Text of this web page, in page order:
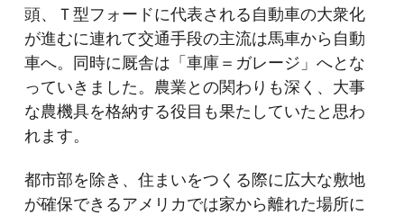
頭、Ｔ型フォードに代表される自動車の大衆化
が進むに連れて交通手段の主流は馬車から自動
車へ。同時に厩舎は「車庫＝ガレージ」へとな
っていきました。農業との関わりも深く、大事
な農機具を格納する役目も果たしていたと思わ
れます。
都市部を除き、住まいをつくる際に広大な敷地
が確保できるアメリカでは家から離れた場所に